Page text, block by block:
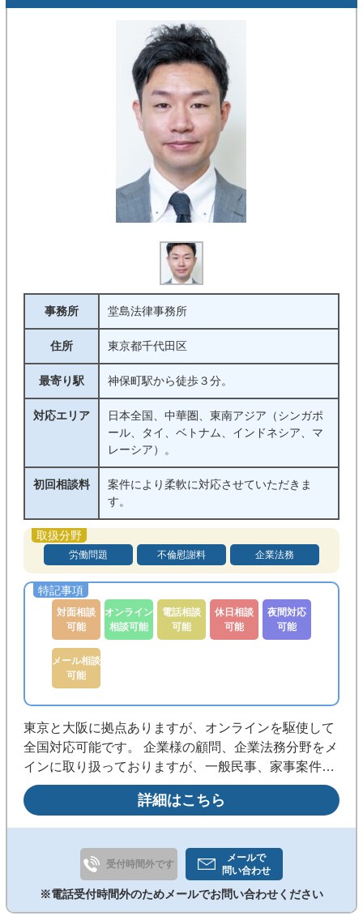
事務所 堂島法律事務所
住所 東京都千代田区
最寄り駅 神保町駅から徒歩３分。
対応エリア
日本全国、中華圏、東南アジア（シンガポ
ール、タイ、ベトナム、インドネシア、マ
レーシア）。
初回相談料
案件により柔軟に対応させていただきま
す。
労働問題 不倫慰謝料 企業法務
対面相談
可能
オンライン
相談可能
電話相談
可能
休日相談
可能
夜間対応
可能
メール相談
可能
東京と大阪に拠点ありますが、オンラインを駆使して
全国対応可能です。 企業様の顧問、企業法務分野をメ
インに取り扱っておりますが、一般民事、家事案件に
ついても対応可能です。 中国語・英語対応可能な弁護
士です。海外企業との取引における英文、中文契約書
のレビューやM&A、海外進出サポートをしています。
詳細はこちら
受付時間外です
メールで
問い合わせ
※電話受付時間外のためメールでお問い合わせください